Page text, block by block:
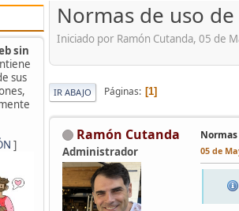
sin
sus
]
Normas de uso
Iniciado por Ramón Cutanda, 05 de
IR ABAJO Páginas 1
Ramón Cutanda
Administrador 05 de